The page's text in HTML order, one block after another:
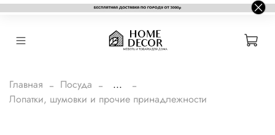
Главная Посуда
...
Лопатки, шумовки и прочие принадлежности